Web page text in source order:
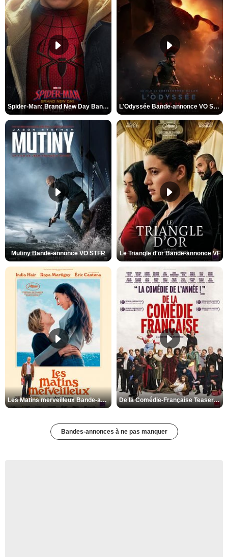
Spider-Man: Brand New Day Bande-annonce VO STFR L'Odyssée Bande-annonce VO STFR
Mutiny Bande-annonce VO STFR Le Triangle d'or Bande-annonce VF
Les Matins merveilleux Bande-annonce VF De la Comédie-Française Teaser VF
Bandes-annonces à ne pas manquer